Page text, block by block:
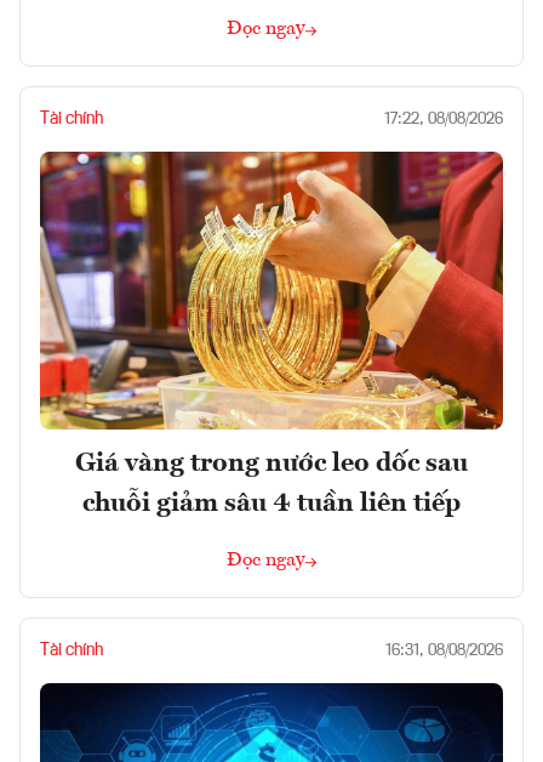
Đọc ngay
Tài chính 17:22, 08/08/2026
Giá vàng trong nước leo dốc sau
chuỗi giảm sâu 4 tuần liên tiếp
Đọc ngay
Tài chính 16:31, 08/08/2026